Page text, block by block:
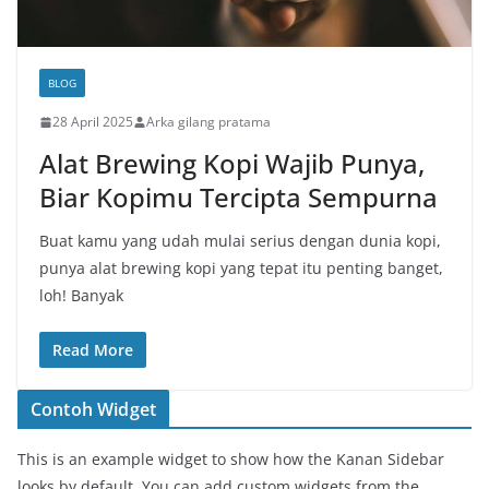
BLOG
28 April 2025 Arka gilang pratama
Alat Brewing Kopi Wajib Punya,
Biar Kopimu Tercipta Sempurna
Buat kamu yang udah mulai serius dengan dunia kopi,
punya alat brewing kopi yang tepat itu penting banget,
loh! Banyak
Read More
Contoh Widget
This is an example widget to show how the Kanan Sidebar